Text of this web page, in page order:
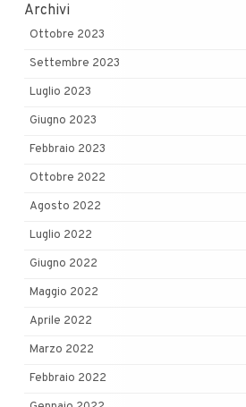
Archivi
Ottobre 2023
Settembre 2023
Luglio 2023
Giugno 2023
Febbraio 2023
Ottobre 2022
Agosto 2022
Luglio 2022
Giugno 2022
Maggio 2022
Aprile 2022
Marzo 2022
Febbraio 2022